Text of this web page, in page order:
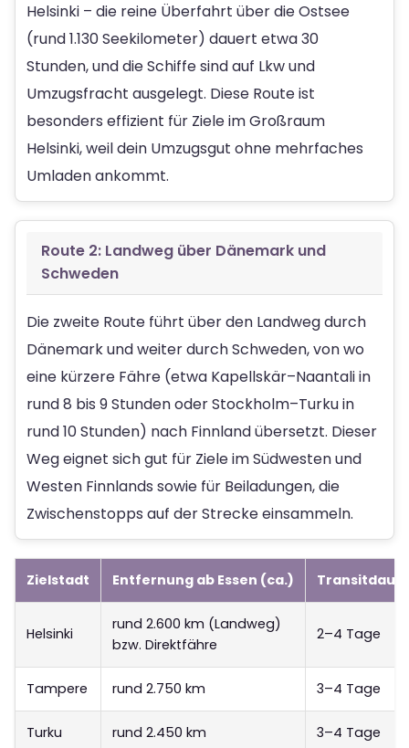
Helsinki – die reine Überfahrt über die Ostsee
(rund 1.130 Seekilometer) dauert etwa 30
Stunden, und die Schiffe sind auf Lkw und
Umzugsfracht ausgelegt. Diese Route ist
besonders effizient für Ziele im Großraum
Helsinki, weil dein Umzugsgut ohne mehrfaches
Umladen ankommt.
Route 2: Landweg über Dänemark und
Schweden
Die zweite Route führt über den Landweg durch
Dänemark und weiter durch Schweden, von wo
eine kürzere Fähre (etwa Kapellskär–Naantali in
rund 8 bis 9 Stunden oder Stockholm–Turku in
rund 10 Stunden) nach Finnland übersetzt. Dieser
Weg eignet sich gut für Ziele im Südwesten und
Westen Finnlands sowie für Beiladungen, die
Zwischenstopps auf der Strecke einsammeln.
Zielstadt Entfernung ab Essen (ca.)
Helsinki
rund 2.600 km (Landweg)
bzw. Direktfähre
2–4 Tage
Tampere rund 2.750 km 3–4 Tage
Turku rund 2.450 km 3–4 Tage